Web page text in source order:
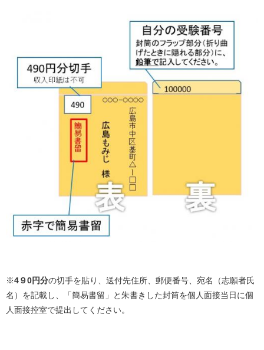
※4９0円分の切手を貼り、送付先住所、郵便番号、宛名（志願者氏
名）を記載し、「簡易書留」と朱書きした封筒を個人面接当日に個
人面接控室で提出してください。